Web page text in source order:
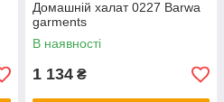
Домашній халат 0227 Barwa
garments
В наявності
1 134 ₴